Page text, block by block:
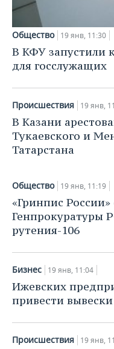
ХОККЕЙ С МЯЧОМ
ПРОИСШЕСТВИЯ
Общество 19 янв, 11:30
В КФУ запустили
для госслужащих
Происшествия 19 янв,
В Казани
Тукаевского и
Татарстана
Общество 19 янв, 11:19
«Гринпис
Генпрокуратуры
рутения-106
Бизнес 19 янв, 11:04
Ижевских
привести
Происшествия 19 янв,